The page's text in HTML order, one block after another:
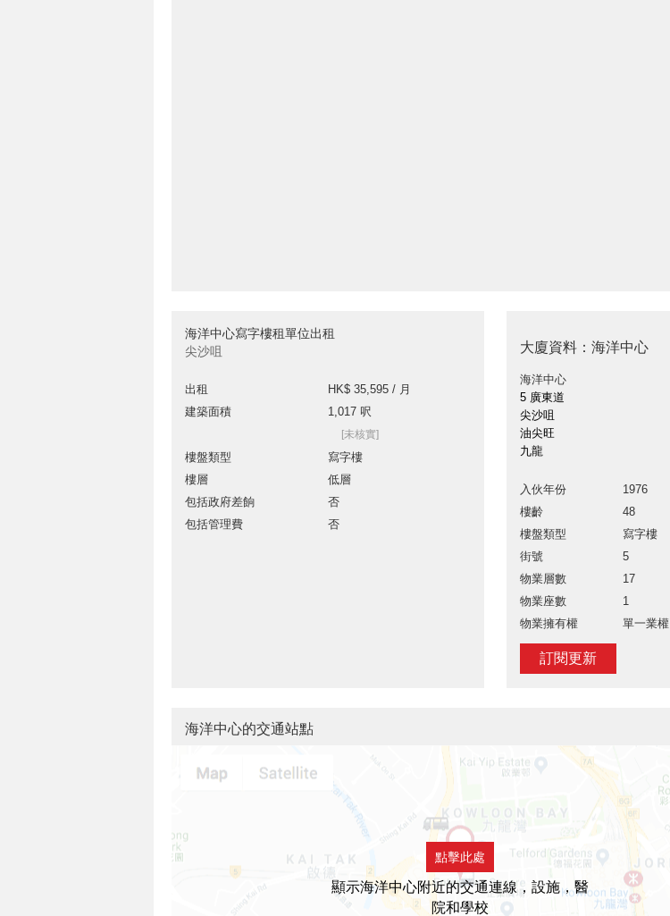
海洋中心寫字樓租單位出租
尖沙咀
出租
HK$ 35,595 / 月
建築面積
1,017 呎
[未核實]
樓盤類型
寫字樓
樓層
低層
包括政府差餉
否
包括管理費
否
大廈資料：海洋中心
海洋中心
5 廣東道
尖沙咀
油尖旺
九龍
入伙年份
1976
樓齡
48
樓盤類型
寫字樓
街號
5
物業層數
17
物業座數
1
物業擁有權
單一業權
訂閱更新
海洋中心的交通站點
點擊此處
顯示海洋中心附近的交通連線，設施，醫
院和學校